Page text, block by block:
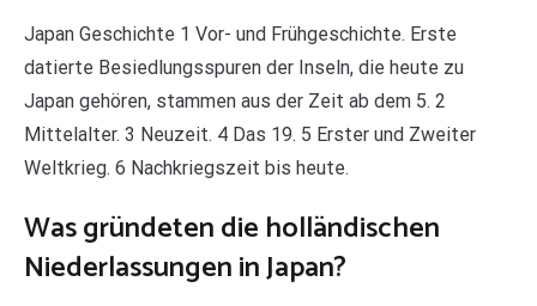
Japan Geschichte 1 Vor- und Frühgeschichte. Erste
datierte Besiedlungsspuren der Inseln, die heute zu
Japan gehören, stammen aus der Zeit ab dem 5. 2
Mittelalter. 3 Neuzeit. 4 Das 19. 5 Erster und Zweiter
Weltkrieg. 6 Nachkriegszeit bis heute.
Was gründeten die holländischen
Niederlassungen in Japan?